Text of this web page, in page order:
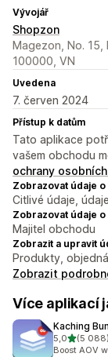
Vývojář
Shopzon
Magezon, No. 15,
100000, VN
Uvedena
7. červen 2024
Přístup k datům
Tato aplikace
vašem obchodu
ochrany
Zobrazovat údaje
Citlivé údaje,
Zobrazovat údaje
Majitel obchodu
Zobrazit a upravit
Produkty,
Zobrazit
Více aplikací
Kaching
5,0z 5 hvězd
(5 088)
Celkový
Boost AOV